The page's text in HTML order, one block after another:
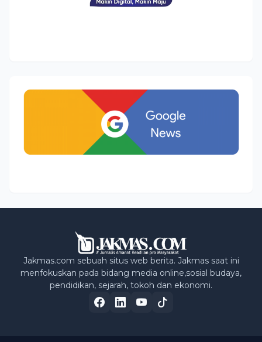
Jakmas.com sebuah situs web berita. Jakmas saat ini
menfokuskan pada bidang media online,sosial budaya,
pendidikan, sejarah, tokoh dan ekonomi.